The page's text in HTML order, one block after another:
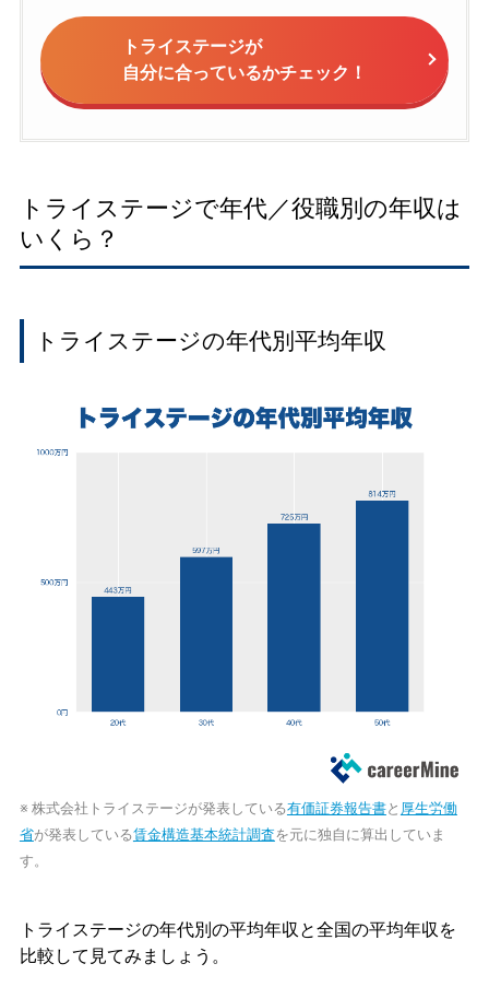
トライステージが
自分に合っているかチェック！
トライステージで年代／役職別の年収は
いくら？
トライステージの年代別平均年収
※ 株式会社トライステージが発表している有価証券報告書と 厚生労働
省が発表している賃金構造基本統計調査を元に独自に算出していま
す。
トライステージの年代別の平均年収と全国の平均年収を
比較して見てみましょう。